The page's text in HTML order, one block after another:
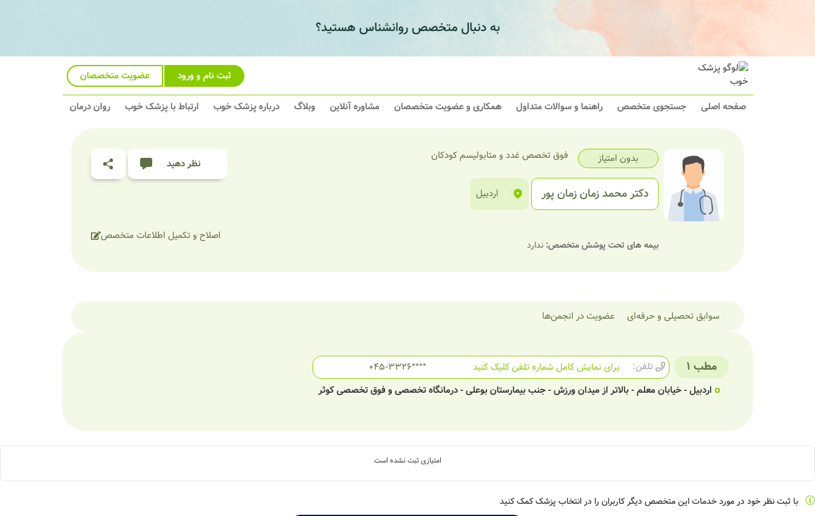
ثبت نام و ورود عضویت متخصصان
صفحه اصلی جستجوی متخصص راهنما و سوالات متداول همکاری و عضویت متخصصان مشاوره آنلاین وبلاگ درباره پزشک خوب ارتباط با پزشک خوب روان درمان
بدون امتیاز فوق تخصص غدد و متابولیسم کودکان
دکتر محمد زمان زمان پور | اردبیل
بیمه های تحت پوشش متخصص:ندارد
نظر دهید
اصلاح و تکمیل اطلاعات متخصص
سوابق تحصیلی و حرفه‌ای عضویت در انجمن‌ها
مطب 1 تلفن: 045-3326****
برای نمایش کامل شماره تلفن کلیک کنید
اردبیل - خیابان معلم - بالاتر از میدان ورزش - جنب بیمارستان بوعلی - درمانگاه تخصصی و فوق تخصصی کوثر
امتیازی ثبت نشده است
با ثبت نظر خود در مورد خدمات این متخصص دیگر کاربران را در انتخاب پزشک کمک کنید